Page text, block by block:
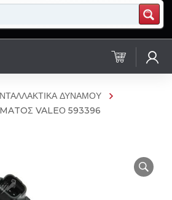
ΔΥΝΑΜΟΥ
VALEΟ 593396